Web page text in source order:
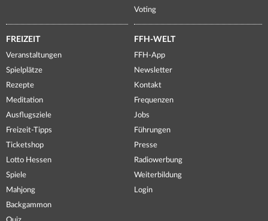
Voting
FREIZEIT
Veranstaltungen
Spielplätze
Rezepte
Meditation
Ausflugsziele
Freizeit-Tipps
Ticketshop
Lotto Hessen
Spiele
Mahjong
Backgammon
FFH-WELT
FFH-App
Newsletter
Kontakt
Frequenzen
Jobs
Führungen
Presse
Radiowerbung
Weiterbildung
Login